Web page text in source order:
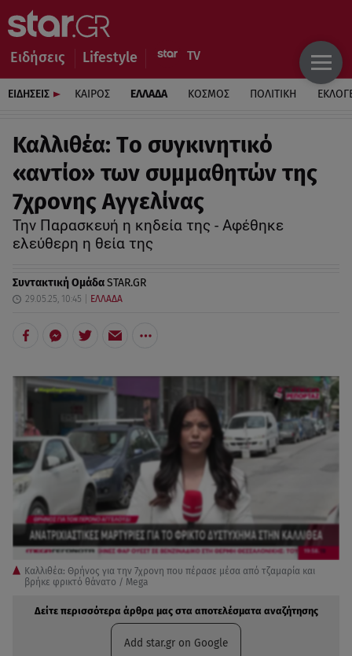
Ειδήσεις Lifestyle
ΕΙΔΗΣΕΙΣ ΚΑΙΡΟΣ ΕΛΛΑΔΑ ΚΟΣΜΟΣ ΠΟΛΙΤΙΚΗ
Καλλιθέα: Tο συγκινητικό
«αντίο» των συμμαθητών της
7χρονης Αγγελίνας
Την Παρασκευή η κηδεία της - Αφέθηκε
ελεύθερη η θεία της
Συντακτική ΟμάδαSTAR.GR
29.05.25, 10:45 ΕΛΛΑΔΑ
Καλλιθέα: Θρήνος για την 7χρονη που πέρασε μέσα από τζαμαρία και
βρήκε φρικτό θάνατο / Mega
Δείτε περισσότερα άρθρα μας στα αποτελέσματα αναζήτησης
Add star.gr on Google